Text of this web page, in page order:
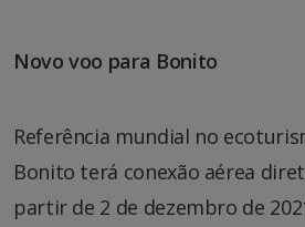
Novo voo para Bonito
Referência mundial no
Bonito terá conexão aérea
partir de 2 de dezembro de